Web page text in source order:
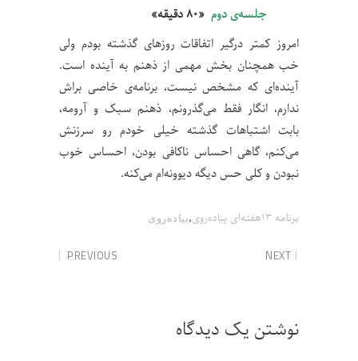
جلسه‌ی دوم «۸۰ دقیقه»
امروز کمتر درگیر اتفاقات روزهای گذشته بودم ولی
خب همچنان بخش مهمی از ذهنم به آینده است.
آینده‌ای که مشخص نیست، برنامه‌ی خاصی براش
ندارم، انگار فقط می‌گذرونم، ذهنم سبک و آرومه،
بابت اشتباهات گذشته خیلی خودم رو سرزنش
می‌کنم، گاهی احساس ناکافی بودن، احساس خوب
نبودن و کلی حس دیگه دیوونه‌ام می‌کنه.
برنامه ۱۳هفته‌ای پیاده‌روی ,پیاده‌روی
PREVIOUS NEXT
نوشتن یک دیدگاه